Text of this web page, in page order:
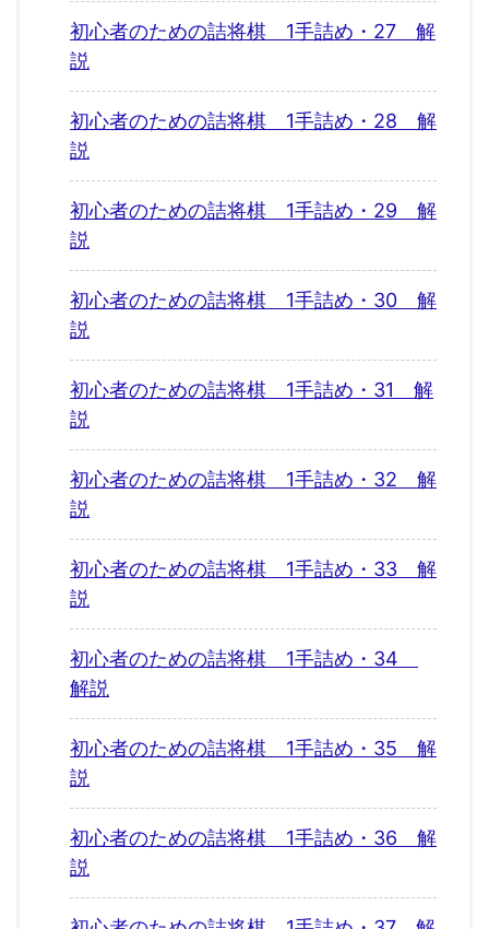
初心者のための詰将棋 1手詰め・27 解
説
初心者のための詰将棋 1手詰め・28 解
説
初心者のための詰将棋 1手詰め・29 解
説
初心者のための詰将棋 1手詰め・30 解
説
初心者のための詰将棋 1手詰め・31 解
説
初心者のための詰将棋 1手詰め・32 解
説
初心者のための詰将棋 1手詰め・33 解
説
初心者のための詰将棋 1手詰め・34
解説
初心者のための詰将棋 1手詰め・35 解
説
初心者のための詰将棋 1手詰め・36 解
説